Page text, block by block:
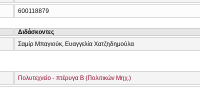
600118879
Διδάσκοντες
Σαμίρ Μπαγιούκ, Ευαγγελία Χατζηδημούλα
Πολυτεχνείο - πτέρυγα Β (Πολιτικών Μηχ.)